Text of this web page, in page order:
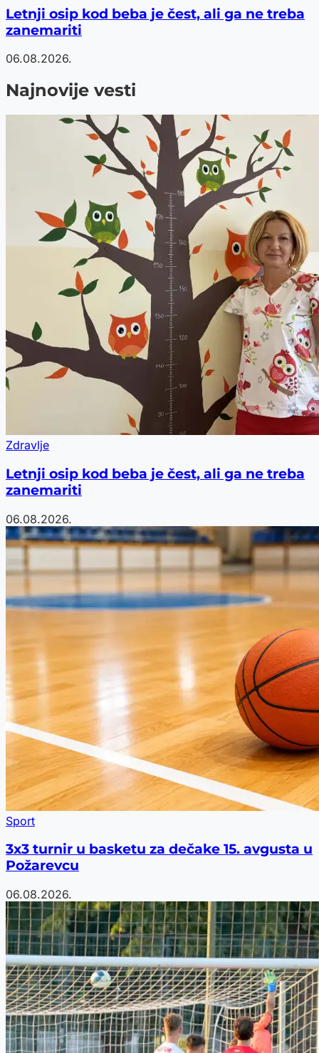
Letnji osip kod beba je čest, ali ga ne treba
zanemariti
06.08.2026.
Najnovije vesti
Zdravlje
Letnji osip kod beba je čest, ali ga ne treba
zanemariti
06.08.2026.
Sport
3x3 turnir u basketu za dečake 15. avgusta u
Požarevcu
06.08.2026.